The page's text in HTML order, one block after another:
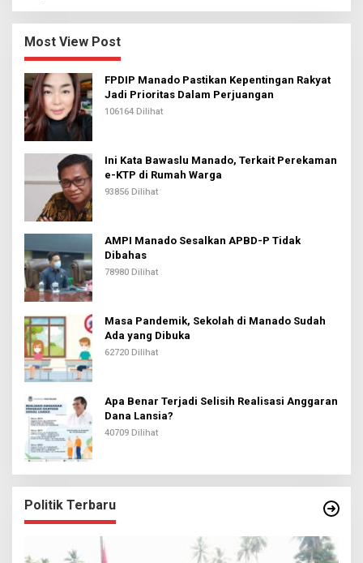
Most View Post
FPDIP Manado Pastikan Kepentingan Rakyat
Jadi Prioritas Dalam Perjuangan
106164 Dilihat
Ini Kata Bawaslu Manado, Terkait Perekaman
e-KTP di Rumah Warga
93856 Dilihat
AMPI Manado Sesalkan APBD-P Tidak
Dibahas
78980 Dilihat
Masa Pandemik, Sekolah di Manado Sudah
Ada yang Dibuka
62720 Dilihat
Apa Benar Terjadi Selisih Realisasi Anggaran
Dana Lansia?
40709 Dilihat
Politik Terbaru